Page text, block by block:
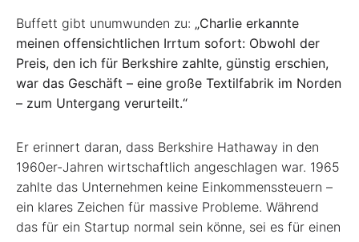
Buffett gibt unumwunden zu: „Charlie erkannte
meinen offensichtlichen Irrtum sofort: Obwohl der
Preis, den ich für Berkshire zahlte, günstig erschien,
war das Geschäft – eine große Textilfabrik im Norden
– zum Untergang verurteilt.“
Er erinnert daran, dass Berkshire Hathaway in den
1960er-Jahren wirtschaftlich angeschlagen war. 1965
zahlte das Unternehmen keine Einkommenssteuern –
ein klares Zeichen für massive Probleme. Während
das für ein Startup normal sein könne, sei es für einen